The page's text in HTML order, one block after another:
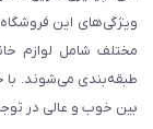
ویژگی‌های این
مختلف شامل لوازم
طبقه‌بندی می‌شوند. با
بین خوب و عالی در